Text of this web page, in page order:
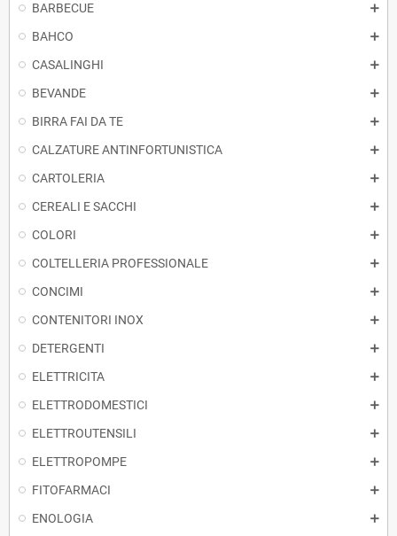
BARBECUE
BAHCO
CASALINGHI
BEVANDE
BIRRA FAI DA TE
CALZATURE ANTINFORTUNISTICA
CARTOLERIA
CEREALI E SACCHI
COLORI
COLTELLERIA PROFESSIONALE
CONCIMI
CONTENITORI INOX
DETERGENTI
ELETTRICITA
ELETTRODOMESTICI
ELETTROUTENSILI
ELETTROPOMPE
FITOFARMACI
ENOLOGIA